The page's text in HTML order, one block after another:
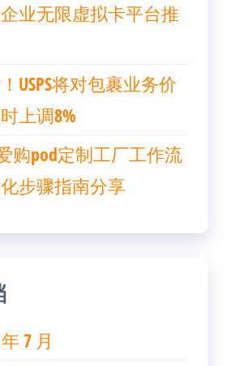
业无限虚拟卡平台推
USPS将对包裹业务价
上调8%
购pod定制工厂工作流
步骤指南分享
7 月